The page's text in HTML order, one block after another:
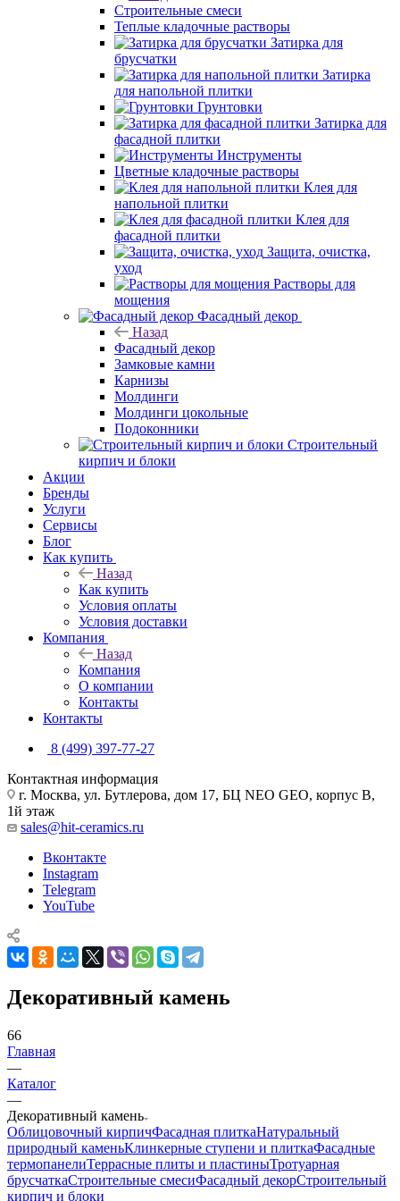
Строительные смеси
Теплые кладочные растворы
Затирка для
брусчатки
Затирка
для напольной плитки
Грунтовки
Затирка для
фасадной плитки
Инструменты
Цветные кладочные растворы
Клея для
напольной плитки
Клея для
фасадной плитки
Защита, очистка,
уход
Растворы для
мощения
Фасадный декор
Назад
Фасадный декор
Замковые камни
Карнизы
Молдинги
Молдинги цокольные
Подоконники
Строительный
кирпич и блоки
Акции
Бренды
Услуги
Сервисы
Блог
Как купить
Назад
Как купить
Условия оплаты
Условия доставки
Компания
Назад
Компания
О компании
Контакты
Контакты
8 (499) 397-77-27
Контактная информация
г. Москва, ул. Бутлерова, дом 17, БЦ NEO GEO, корпус В,
1й этаж
sales@hit-ceramics.ru
Вконтакте
Instagram
Telegram
YouTube
Декоративный камень
66
Главная
—
Каталог
—
Декоративный камень
Облицовочный кирпичФасадная плиткаНатуральный
природный каменьКлинкерные ступени и плиткаФасадные
термопанелиТеррасные плиты и пластиныТротуарная
брусчаткаСтроительные смесиФасадный декорСтроительный
кирпич и блоки